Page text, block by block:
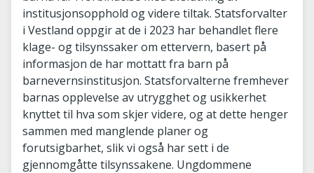
institusjonsopphold og videre tiltak. Statsforvalter
i Vestland oppgir at de i 2023 har behandlet flere
klage- og tilsynssaker om ettervern, basert på
informasjon de har mottatt fra barn på
barnevernsinstitusjon. Statsforvalterne fremhever
barnas opplevelse av utrygghet og usikkerhet
knyttet til hva som skjer videre, og at dette henger
sammen med manglende planer og
forutsigbarhet, slik vi også har sett i de
gjennomgåtte tilsynssakene. Ungdommene